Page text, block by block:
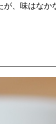
、味はなか